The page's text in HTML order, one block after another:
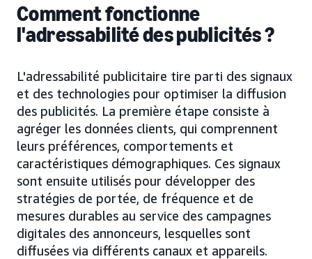
Comment fonctionne
l'adressabilité des publicités ?
L'adressabilité publicitaire tire parti des signaux
et des technologies pour optimiser la diffusion
des publicités. La première étape consiste à
agréger les données clients, qui comprennent
leurs préférences, comportements et
caractéristiques démographiques. Ces signaux
sont ensuite utilisés pour développer des
stratégies de portée, de fréquence et de
mesures durables au service des campagnes
digitales des annonceurs, lesquelles sont
diffusées via différents canaux et appareils.